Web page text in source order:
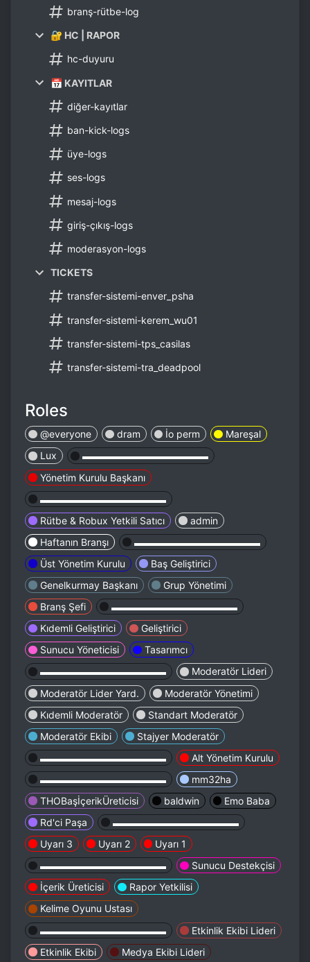
branş-rütbe-log
🔐 HC | RAPOR
hc-duyuru
📅 KAYITLAR
diğer-kayıtlar
ban-kick-logs
üye-logs
ses-logs
mesaj-logs
giriş-çıkış-logs
moderasyon-logs
TICKETS
transfer-sistemi-enver_psha
transfer-sistemi-kerem_wu01
transfer-sistemi-tps_casilas
transfer-sistemi-tra_deadpool
Roles
@everyone dram İo perm
Mareşal
Lux
▬▬▬▬▬▬▬▬▬▬▬▬▬
Yönetim Kurulu Başkanı
▬▬▬▬▬▬▬▬▬▬▬▬▬
Rütbe & Robux Yetkili Satıcı
admin
Haftanın Branşı
▬▬▬▬▬▬▬▬▬▬▬▬▬
Üst Yönetim Kurulu
Baş Geliştirici
Genelkurmay Başkanı
Grup Yönetimi
Branş Şefi
▬▬▬▬▬▬▬▬▬▬▬▬▬
Kıdemli Geliştirici
Geliştirici
Sunucu Yöneticisi
Tasarımcı
▬▬▬▬▬▬▬▬▬▬▬▬▬
Moderatör Lideri
Moderatör Lider Yard.
Moderatör Yönetimi
Kıdemli Moderatör
Standart Moderatör
Moderatör Ekibi
Stajyer Moderatör
▬▬▬▬▬▬▬▬▬▬▬▬▬
Alt Yönetim Kurulu
▬▬▬▬▬▬▬▬▬▬▬▬▬
mm32ha
THOBaşİçerikÜreticisi
baldwin
Emo Baba
Rd'ci Paşa
▬▬▬▬▬▬▬▬▬▬▬▬▬
Uyarı 3
Uyarı 2
Uyarı 1
▬▬▬▬▬▬▬▬▬▬▬▬▬
Sunucu Destekçisi
İçerik Üreticisi
Rapor Yetkilisi
Kelime Oyunu Ustası
▬▬▬▬▬▬▬▬▬▬▬▬▬
Etkinlik Ekibi Lideri
Etkinlik Ekibi
Medya Ekibi Lideri